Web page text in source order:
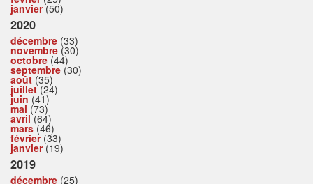
janvier(50)
2020
décembre (33)
novembre (30)
octobre (44)
septembre (30)
août (35)
juillet(24)
juin (41)
mai (73)
avril(64)
mars(46)
février(33)
janvier(19)
2019
décembre (25)